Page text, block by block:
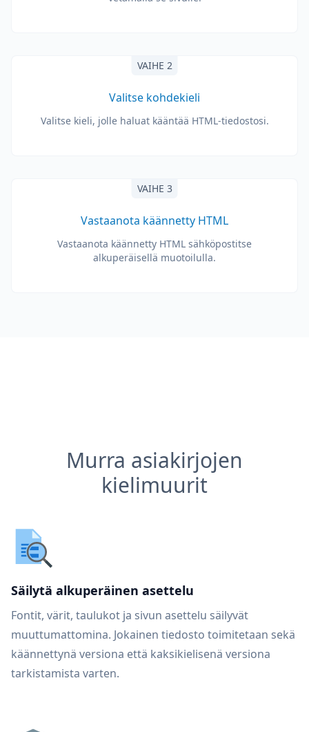
VAIHE 2
Valitse kohdekieli
Valitse kieli, jolle haluat kääntää HTML-tiedostosi.
VAIHE 3
Vastaanota käännetty HTML
Vastaanota käännetty HTML sähköpostitse
alkuperäisellä muotoilulla.
Murra asiakirjojen
kielimuurit
Säilytä alkuperäinen asettelu
Fontit, värit, taulukot ja sivun asettelu säilyvät
muuttumattomina. Jokainen tiedosto toimitetaan sekä
käännettynä versiona että kaksikielisenä versiona
tarkistamista varten.